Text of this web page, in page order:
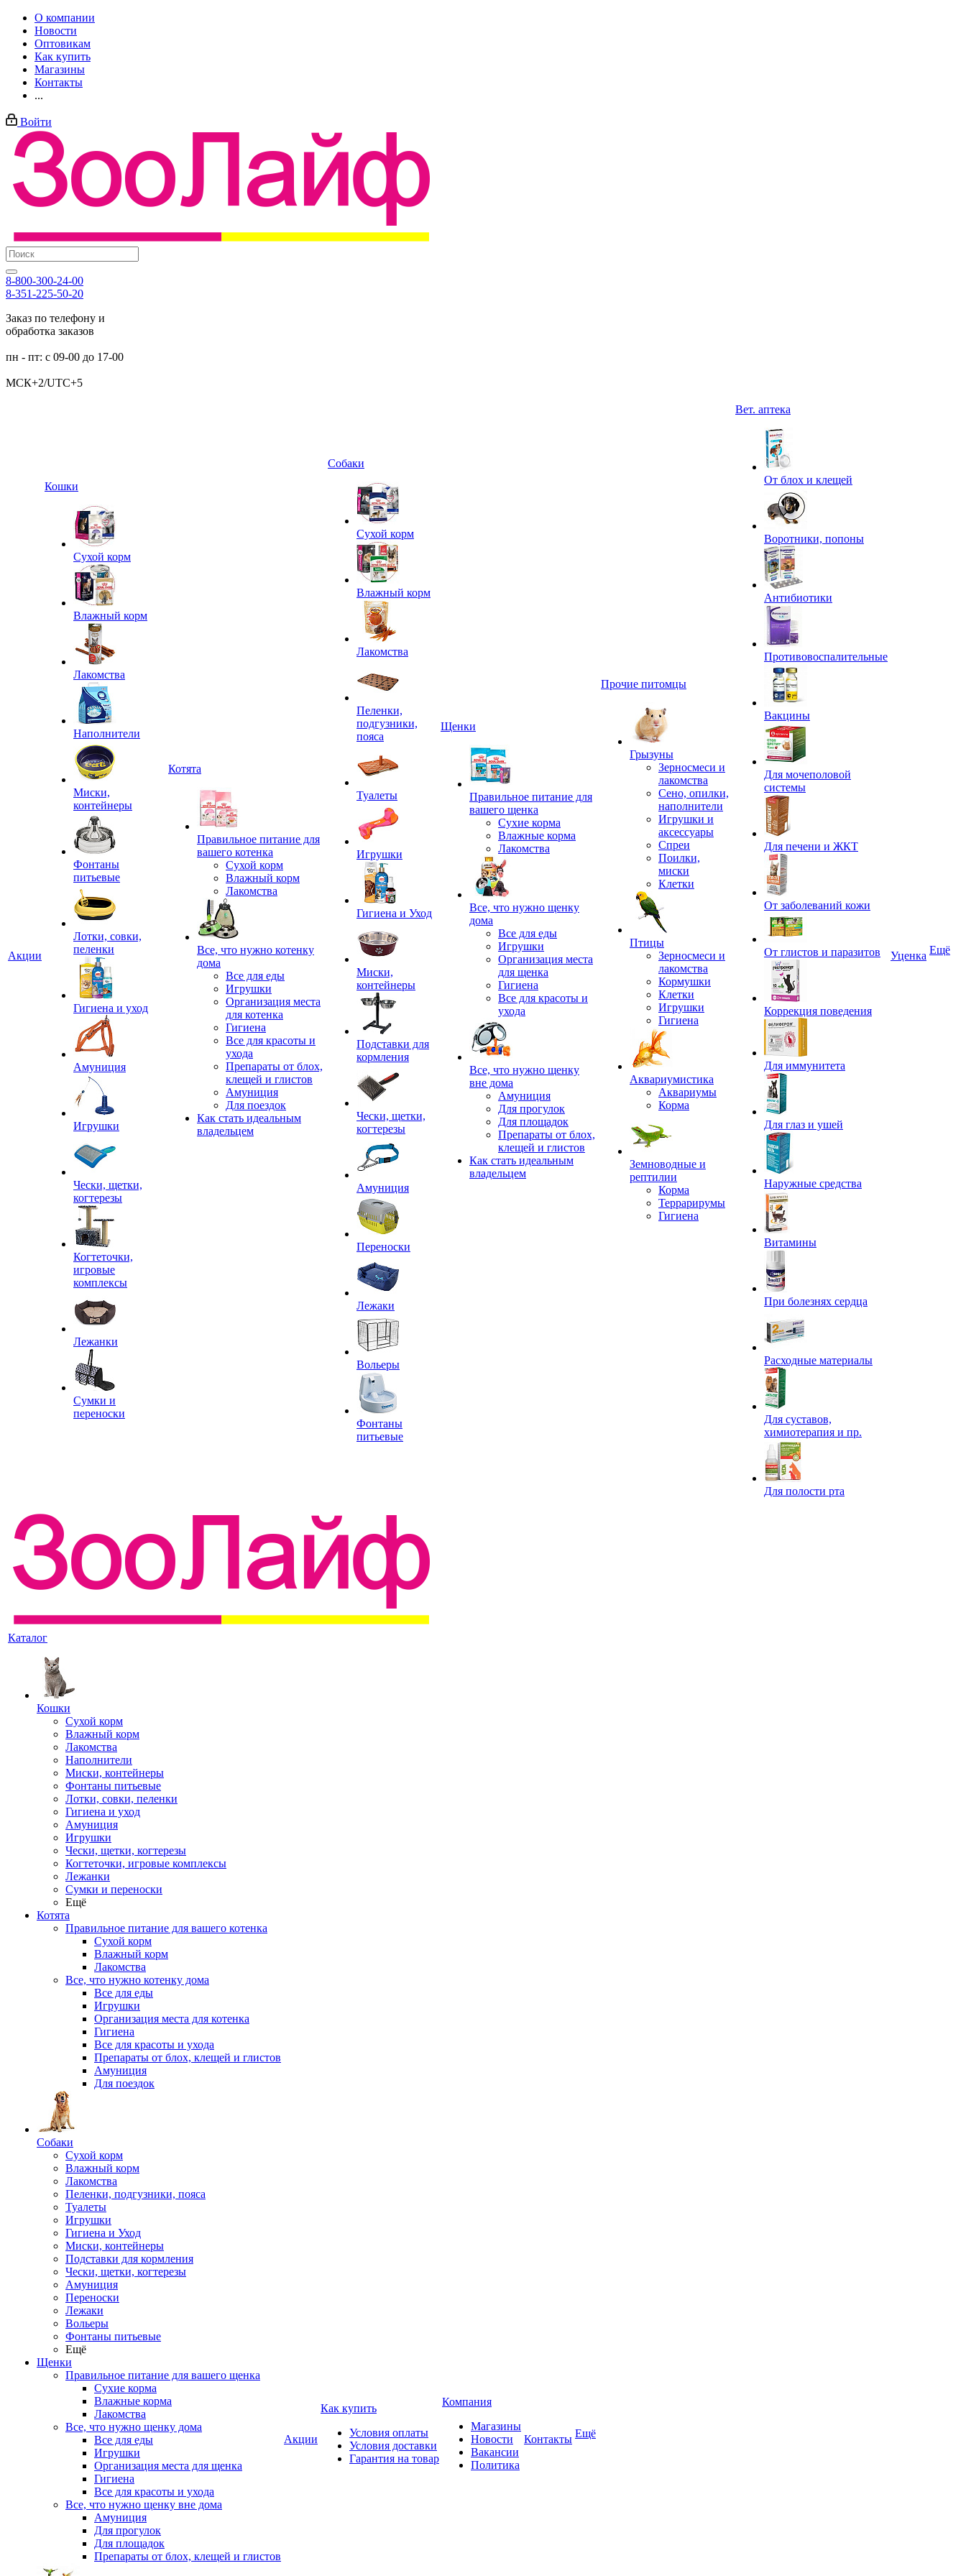
О компании
Новости
Оптовикам
Как купить
Магазины
Контакты
...
Войти
8-800-300-24-00
8-351-225-50-20
Заказ по телефону и
обработка заказов
пн - пт: с 09-00 до 17-00
МСК+2/UTC+5
Акции
Кошки
Сухой корм
Влажный корм
Лакомства
Наполнители
Миски,
контейнеры
Фонтаны
питьевые
Лотки, совки,
пеленки
Гигиена и уход
Амуниция
Игрушки
Чески, щетки,
когтерезы
Когтеточки,
игровые
комплексы
Лежанки
Сумки и
переноски
Котята
Правильное питание для
вашего котенка
Сухой корм
Влажный корм
Лакомства
Все, что нужно котенку
дома
Все для еды
Игрушки
Организация места
для котенка
Гигиена
Все для красоты и
ухода
Препараты от блох,
клещей и глистов
Амуниция
Для поездок
Как стать идеальным
владельцем
Собаки
Сухой корм
Влажный корм
Лакомства
Пеленки,
подгузники,
пояса
Туалеты
Игрушки
Гигиена и Уход
Миски,
контейнеры
Подставки для
кормления
Чески, щетки,
когтерезы
Амуниция
Переноски
Лежаки
Вольеры
Фонтаны
питьевые
Щенки
Правильное питание для
вашего щенка
Сухие корма
Влажные корма
Лакомства
Все, что нужно щенку
дома
Все для еды
Игрушки
Организация места
для щенка
Гигиена
Все для красоты и
ухода
Все, что нужно щенку
вне дома
Амуниция
Для прогулок
Для площадок
Препараты от блох,
клещей и глистов
Как стать идеальным
владельцем
Прочие питомцы
Грызуны
Зерносмеси и
лакомства
Сено, опилки,
наполнители
Игрушки и
аксессуары
Спреи
Поилки,
миски
Клетки
Птицы
Зерносмеси и
лакомства
Кормушки
Клетки
Игрушки
Гигиена
Аквариумистика
Аквариумы
Корма
Земноводные и
рептилии
Корма
Террарирумы
Гигиена
Вет. аптека
От блох и клещей
Воротники, попоны
Антибиотики
Противовоспалительные
Вакцины
Для мочеполовой
системы
Для печени и ЖКТ
От заболеваний кожи
От глистов и паразитов
Коррекция поведения
Для иммунитета
Для глаз и ушей
Наружные средства
Витамины
При болезнях сердца
Расходные материалы
Для суставов,
химиотерапия и пр.
Для полости рта
Уценка Ещё
Каталог
Кошки
Сухой корм
Влажный корм
Лакомства
Наполнители
Миски, контейнеры
Фонтаны питьевые
Лотки, совки, пеленки
Гигиена и уход
Амуниция
Игрушки
Чески, щетки, когтерезы
Когтеточки, игровые комплексы
Лежанки
Сумки и переноски
Ещё
Котята
Правильное питание для вашего котенка
Сухой корм
Влажный корм
Лакомства
Все, что нужно котенку дома
Все для еды
Игрушки
Организация места для котенка
Гигиена
Все для красоты и ухода
Препараты от блох, клещей и глистов
Амуниция
Для поездок
Собаки
Сухой корм
Влажный корм
Лакомства
Пеленки, подгузники, пояса
Туалеты
Игрушки
Гигиена и Уход
Миски, контейнеры
Подставки для кормления
Чески, щетки, когтерезы
Амуниция
Переноски
Лежаки
Вольеры
Фонтаны питьевые
Ещё
Щенки
Правильное питание для вашего щенка
Сухие корма
Влажные корма
Лакомства
Все, что нужно щенку дома
Все для еды
Игрушки
Организация места для щенка
Гигиена
Все для красоты и ухода
Все, что нужно щенку вне дома
Амуниция
Для прогулок
Для площадок
Препараты от блох, клещей и глистов
Акции
Как купить
Условия оплаты
Условия доставки
Гарантия на товар
Компания
Магазины
Новости
Вакансии
Политика
Контакты Ещё